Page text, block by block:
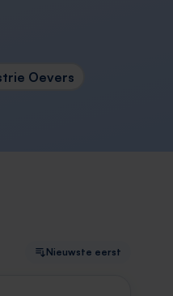
Oevers
Nieuwste eerst